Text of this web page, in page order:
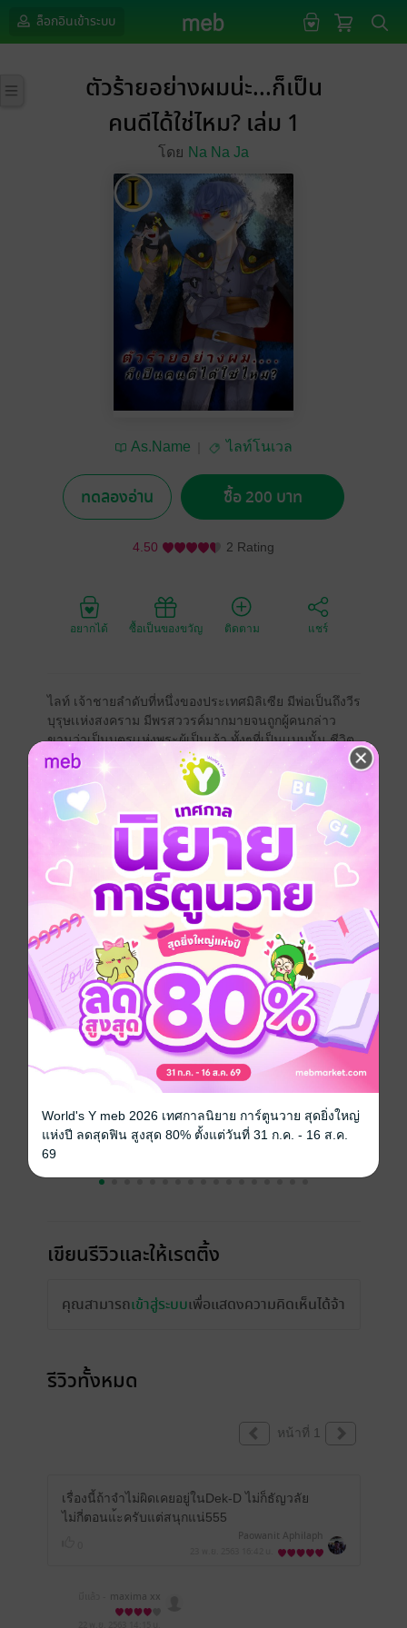
ล็อกอินเข้าระบบ
ตัวร้ายอย่างผมน่ะ...ก็เป็น
คนดีได้ใช่ไหม? เล่ม 1
โดย Na Na Ja
As.Name ไลท์โนเวล
ทดลองอ่าน ซื้อ 200 บาท
4.50 2 Rating
อยากได้ ซื้อเป็นของขวัญ ติดตาม แชร์
ไลท์ เจ้าชายลำดับที่หนึ่งของประเทศมิลิเซีย มีพ่อเป็นถึงวีร
บุรุษเเห่งสงคราม มีพรสววรค์มากมายจนถูกผู้คนกล่าว
ขานว่าเป็นบุตรเเห่งพระผู้เป็นเจ้า ทั้งๆที่เป็นเเบบนั้น ชีวิต
ของเขาก็กลับมีกลับเเต่ความหลอกลวง
ฮาเร็ม ข้ามเวลา
ซีรีส์ ตัวร้ายอย่างผมน่ะ...ก็เป็นคนดีได้ใช่ไหม?
ประเภทไฟล์ pdf, epub
วันที่วางขาย 22 พฤศจิกายน 2563
ความยาว 188 หน้า (≈ 57,580 คำ)
ราคาปก 250 บาท (ประหยัด 20%)
เรื่องที่คุณน่าจะสนใจ
เขียนรีวิวและให้เรตติ้ง
คุณสามารถเข้าสู่ระบบเพื่อแสดงความคิดเห็นได้จ้า
รีวิวทั้งหมด
หน้าที่ 1
เรื่องนี้ถ้าจำไม่ผิดเคยอยู่ในDek-D ไม่ก็ธัญวลัย
ไม่กี่ตอนแ้ะครับแต่สนุกแน่555
Paowanit Aphilaph
maxima xx
World's Y meb 2026 เทศกาลนิยาย การ์ตูนวาย สุดยิ่งใหญ่
แห่งปี ลดสุดฟิน สูงสุด 80% ตั้งแต่วันที่ 31 ก.ค. - 16 ส.ค.
69